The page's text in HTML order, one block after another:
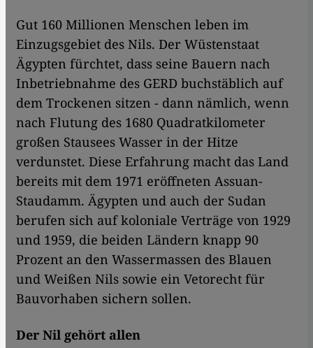
Gut 160 Millionen Menschen leben im
Einzugsgebiet des Nils. Der Wüstenstaat
Ägypten fürchtet, dass seine Bauern nach
Inbetriebnahme des GERD buchstäblich auf
dem Trockenen sitzen - dann nämlich, wenn
nach Flutung des 1680 Quadratkilometer
großen Stausees Wasser in der Hitze
verdunstet. Diese Erfahrung macht das Land
bereits mit dem 1971 eröffneten Assuan-
Staudamm. Ägypten und auch der Sudan
berufen sich auf koloniale Verträge von 1929
und 1959, die beiden Ländern knapp 90
Prozent an den Wassermassen des Blauen
und Weißen Nils sowie ein Vetorecht für
Bauvorhaben sichern sollen.
Der Nil gehört allen